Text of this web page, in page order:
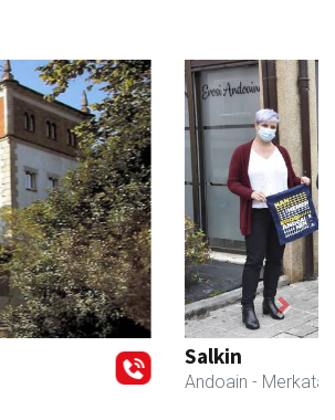
Next